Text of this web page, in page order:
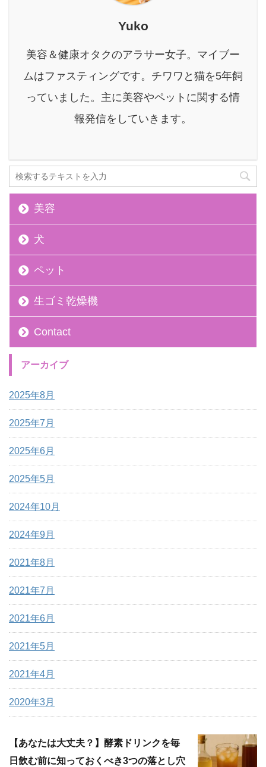
ン処理は、拾ってトイレ
も…」「面倒…」 拾って
袋に入れてゴミ箱に入れ
「面倒」「ゴミが重い」
こ ...
Yuko
美容＆健康オタクのアラサー女子。マイブー
ムはファスティングです。チワワと猫を5年飼
っていました。主に美容やペットに関する情
報発信をしていきます。
美容
犬
ペット
生ゴミ乾燥機
Contact
アーカイブ
2025年8月
2025年7月
2025年6月
2025年5月
2024年10月
2024年9月
2021年8月
2021年7月
2021年6月
2021年5月
2021年4月
2020年3月
【あなたは大丈夫？】酵素ドリンクを毎
日飲む前に知っておくべき3つの落とし穴